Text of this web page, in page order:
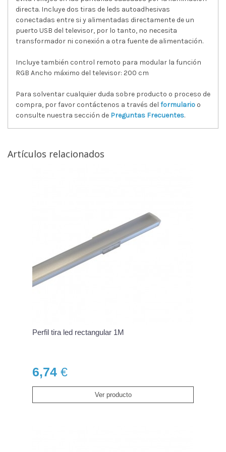
directa. Incluye dos tiras de leds autoadhesivas
conectadas entre si y alimentadas directamente de un
puerto USB del televisor, por lo tanto, no necesita
transformador ni conexión a otra fuente de alimentación.
Incluye también control remoto para modular la función
RGB Ancho máximo del televisor: 200 cm
Para solventar cualquier duda sobre producto o proceso de
compra, por favor contáctenos a través del formulario o
consulte nuestra sección de Preguntas Frecuentes.
Artículos relacionados
Perfil tira led rectangular 1M
6,74 €
Ver producto